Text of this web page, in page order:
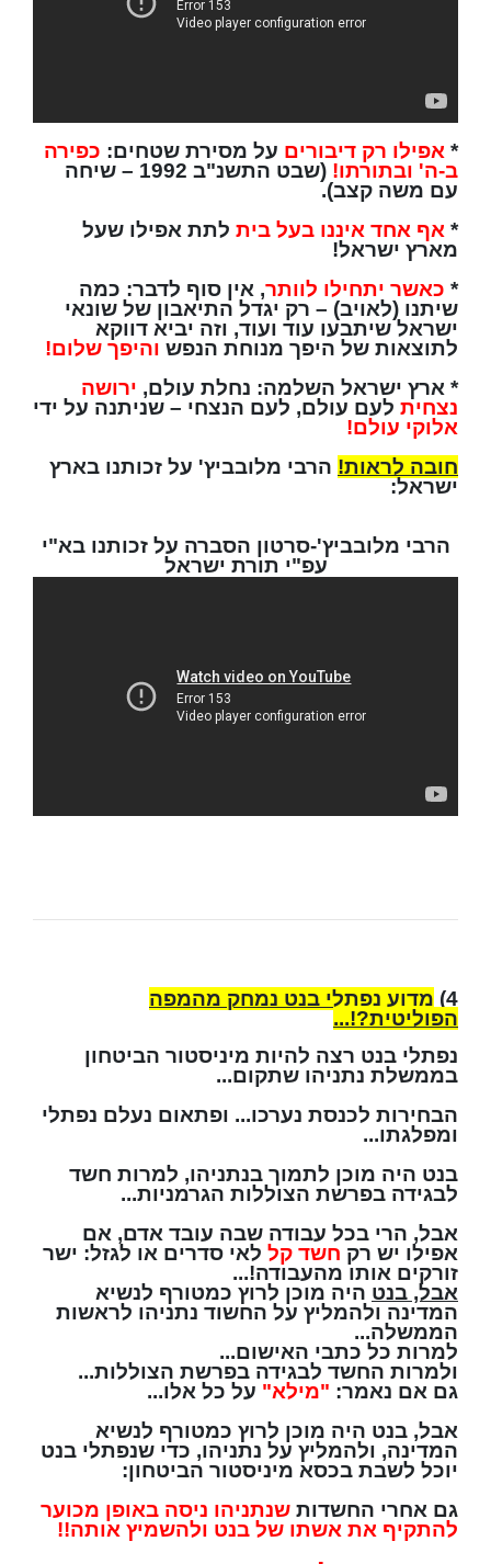
* אפילו רק דיבורים על מסירת שטחים: כפירה
ב-ה' ובתורתו!
(שבט התשנ"ב 1992 – שיחה
עם משה קצב).
* אף אחד איננו בעל בית לתת אפילו שעל
מארץ ישראל!
* כאשר יתחילו לוותר, אין סוף לדבר: כמה
שיתנו (לאויב) – רק יגדל התיאבון של שונאי
ישראל שיתבעו עוד ועוד, וזה יביא דווקא
לתוצאות של היפך מנוחת הנפש והיפך שלום!
* ארץ ישראל השלמה: נחלת עולם, ירושה
נצחית לעם עולם, לעם הנצחי – שניתנה על ידי
אלוקי עולם!
חובה לראות! הרבי מלובביץ' על זכותנו בארץ
ישראל:
הרבי מלובביץ'-סרטון הסברה על זכותנו בא"י
עפ"י תורת ישראל
4) מדוע נפתלי בנט נמחק מהמפה
הפוליטית?!...
נפתלי בנט רצה להיות מיניסטור הביטחון
בממשלת נתניהו שתקום...
הבחירות לכנסת נערכו... ופתאום נעלם נפתלי
ומפלגתו...
בנט היה מוכן לתמוך בנתניהו, למרות חשד
לבגידה בפרשת הצוללות הגרמניות...
אבל, הרי בכל עבודה שבה עובד אדם, אם
אפילו יש רק חשד קל לאי סדרים או לגזל: ישר
זורקים אותו מהעבודה!...
אבל, בנט היה מוכן לרוץ כמטורף לנשיא
המדינה ולהמליץ על החשוד נתניהו לראשות
הממשלה...
למרות כל כתבי האישום...
ולמרות החשד לבגידה בפרשת הצוללות...
גם אם נאמר: "מילא" על כל אלו...
אבל, בנט היה מוכן לרוץ כמטורף לנשיא
המדינה, ולהמליץ על נתניהו, כדי שנפתלי בנט
יוכל לשבת בכסא מיניסטור הביטחון:
גם אחרי החשדות שנתניהו ניסה באופן מכוער
להתקיף את אשתו של בנט ולהשמיץ אותה!!